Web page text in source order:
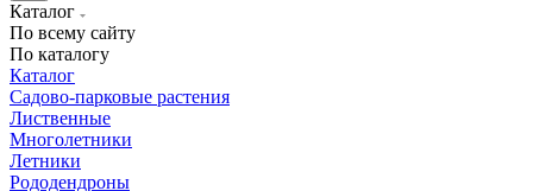
Каталог
По всему сайту
По каталогу
Каталог
Садово-парковые растения
Лиственные
Многолетники
Летники
Рододендроны